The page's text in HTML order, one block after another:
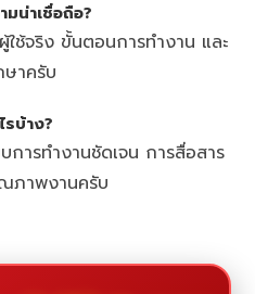
มน่าเชื่อถือ?
ช้จริง ขั้นตอนการทำงาน และ
ษาครับ
บ้าง?
ารทำงานชัดเจน การสื่อสาร
ภาพงานครับ